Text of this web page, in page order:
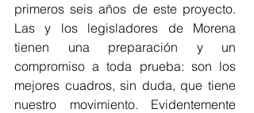
primeros seis años de este proyecto.
Las y los legisladores de Morena
tienen una preparación y un
compromiso a toda prueba: son los
mejores cuadros, sin duda, que tiene
nuestro movimiento. Evidentemente